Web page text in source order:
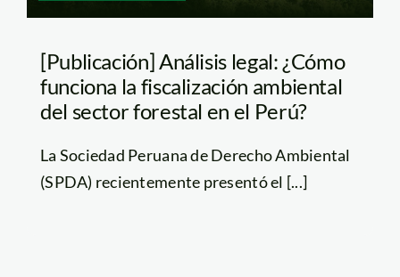
[Publicación] Análisis legal: ¿Cómo
funciona la fiscalización ambiental
del sector forestal en el Perú?
La Sociedad Peruana de Derecho Ambiental
(SPDA) recientemente presentó el [...]